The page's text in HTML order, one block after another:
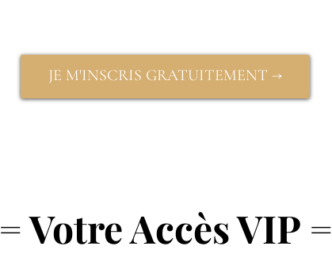
JE M'INSCRIS GRATUITEMENT →
= Votre Accès VIP =